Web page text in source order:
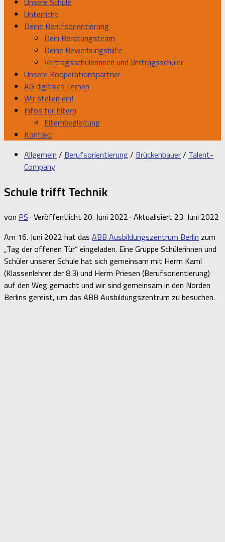
Unterricht
Deine Berufsorientierung
Dein Beratungsteam
Deine Bewerbungshilfe
Vertragsschülerinnen und Vertragsschüler
Unsere Kooperationspartner
AG digitales Lernen
Wir stellen ein!
Infos für Eltern
Elternbegleitung
Kontakt
Allgemein / Berufsorientierung/ Brückenbauer/ Talent-
Company
Schule trifft Technik
von PS · Veröffentlicht 20. Juni 2022 · Aktualisiert 23. Juni 2022
Am 16. Juni 2022 hat das ABB Ausbildungszentrum Berlin zum
„Tag der offenen Tür“ eingeladen. Eine Gruppe Schülerinnen und
Schüler unserer Schule hat sich gemeinsam mit Herrn Kaml
(Klassenlehrer der 8.3) und Herrn Priesen (Berufsorientierung)
auf den Weg gemacht und wir sind gemeinsam in den Norden
Berlins gereist, um das ABB Ausbildungszentrum zu besuchen.